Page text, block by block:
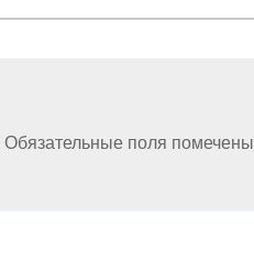
Обязательные поля помечены